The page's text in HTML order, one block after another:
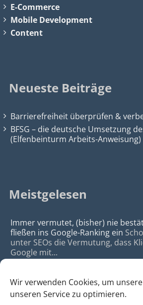
Wir verwenden Cookies, um
unseren Service zu optimieren.
E-Commerce
Mobile Development
Content
Neueste Beiträge
Barrierefreiheit überprüfen &
BFSG – die deutsche Umsetzung
(Elfenbeinturm Arbeits-Anweisung)
Meistgelesen
Immer vermutet, (bisher) nie
fließen ins Google-Ranking ein
unter SEOs die Vermutung, dass
Google mit...